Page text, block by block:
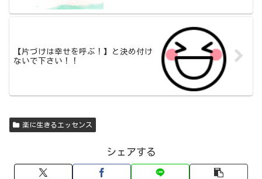
【片づけは幸せを呼ぶ！】と決め付け
ないで下さい！！
楽に生きるエッセンス
シェアする